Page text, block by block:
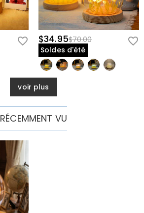
$34.95$70.00
Soldes d'été
voir plus
RÉCEMMENT VU